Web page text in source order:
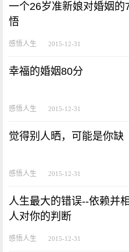
一个26岁准新娘对婚姻的
悟
感悟人生 2015-12-31
幸福的婚姻80分
感悟人生 2015-12-31
觉得别人晒，可能是你缺
感悟人生 2015-12-31
人生最大的错误--依赖并
人对你的判断
感悟人生 2015-12-31